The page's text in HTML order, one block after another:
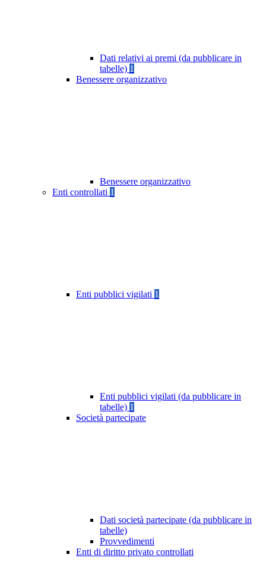
Dati relativi ai premi (da pubblicare in
tabelle) 1
Benessere organizzativo
Benessere organizzativo
Enti controllati 1
Enti pubblici vigilati 1
Enti pubblici vigilati (da pubblicare in
tabelle) 1
Società partecipate
Dati società partecipate (da pubblicare in
tabelle)
Provvedimenti
Enti di diritto privato controllati